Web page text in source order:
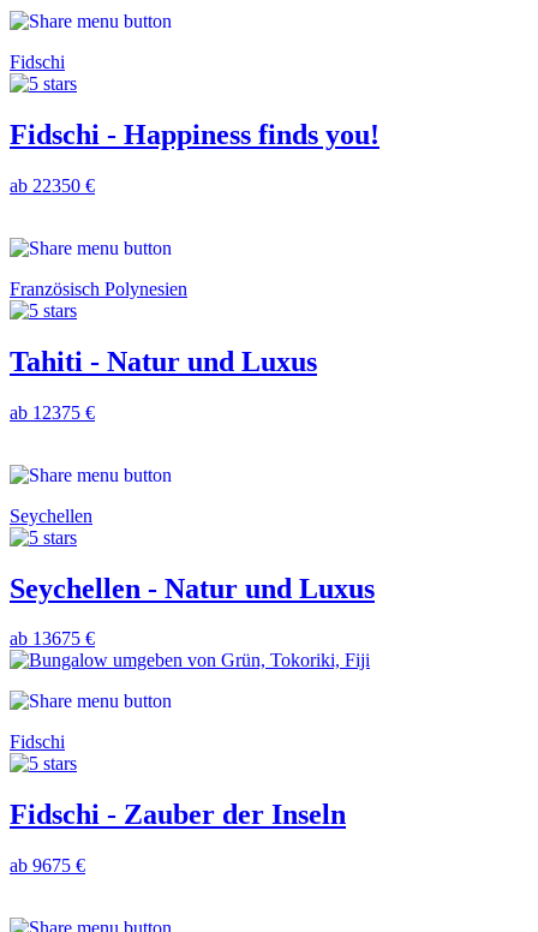
Fidschi
Fidschi - Happiness finds you!
ab 22350 €
Französisch Polynesien
Tahiti - Natur und Luxus
ab 12375 €
Seychellen
Seychellen - Natur und Luxus
ab 13675 €
Fidschi
Fidschi - Zauber der Inseln
ab 9675 €